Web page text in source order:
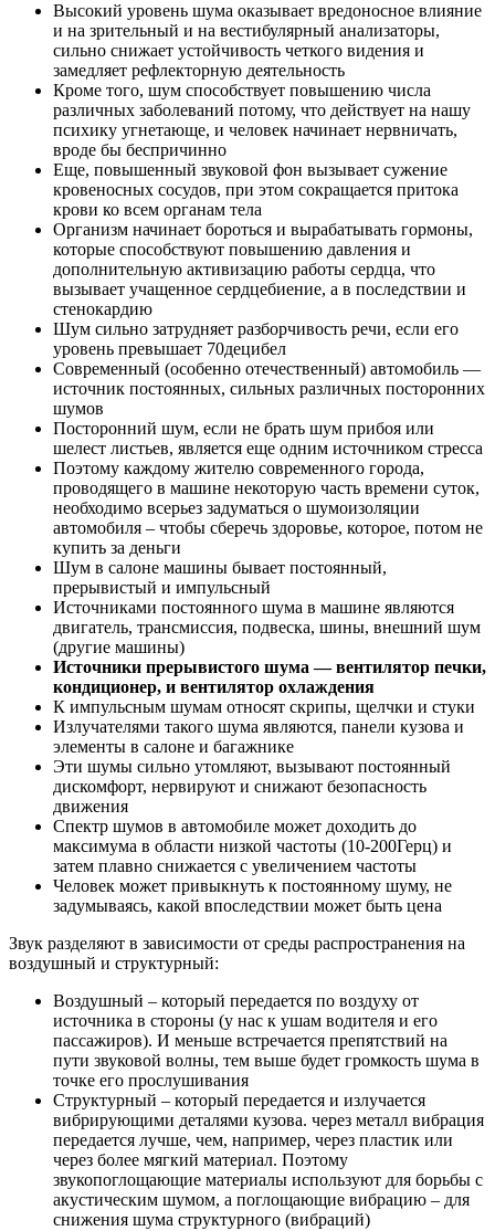
Высокий уровень шума оказывает вредоносное влияние
и на зрительный и на вестибулярный анализаторы,
сильно снижает устойчивость четкого видения и
замедляет рефлекторную деятельность
Кроме того, шум способствует повышению числа
различных заболеваний потому, что действует на нашу
психику угнетающе, и человек начинает нервничать,
вроде бы беспричинно
Еще, повышенный звуковой фон вызывает сужение
кровеносных сосудов, при этом сокращается притока
крови ко всем органам тела
Организм начинает бороться и вырабатывать гормоны,
которые способствуют повышению давления и
дополнительную активизацию работы сердца, что
вызывает учащенное сердцебиение, а в последствии и
стенокардию
Шум сильно затрудняет разборчивость речи, если его
уровень превышает 70децибел
Современный (особенно отечественный) автомобиль —
источник постоянных, сильных различных посторонних
шумов
Посторонний шум, если не брать шум прибоя или
шелест листьев, является еще одним источником стресса
Поэтому каждому жителю современного города,
проводящего в машине некоторую часть времени суток,
необходимо всерьез задуматься о шумоизоляции
автомобиля – чтобы сберечь здоровье, которое, потом не
купить за деньги
Шум в салоне машины бывает постоянный,
прерывистый и импульсный
Источниками постоянного шума в машине являются
двигатель, трансмиссия, подвеска, шины, внешний шум
(другие машины)
Источники прерывистого шума — вентилятор печки,
кондиционер, и вентилятор охлаждения
К импульсным шумам относят скрипы, щелчки и стуки
Излучателями такого шума являются, панели кузова и
элементы в салоне и багажнике
Эти шумы сильно утомляют, вызывают постоянный
дискомфорт, нервируют и снижают безопасность
движения
Спектр шумов в автомобиле может доходить до
максимума в области низкой частоты (10-200Герц) и
затем плавно снижается с увеличением частоты
Человек может привыкнуть к постоянному шуму, не
задумываясь, какой впоследствии может быть цена
Звук разделяют в зависимости от среды распространения на
воздушный и структурный:
Воздушный – который передается по воздуху от
источника в стороны (у нас к ушам водителя и его
пассажиров). И меньше встречается препятствий на
пути звуковой волны, тем выше будет громкость шума в
точке его прослушивания
Структурный – который передается и излучается
вибрирующими деталями кузова. через металл вибрация
передается лучше, чем, например, через пластик или
через более мягкий материал. Поэтому
звукопоглощающие материалы используют для борьбы с
акустическим шумом, а поглощающие вибрацию – для
снижения шума структурного (вибраций)